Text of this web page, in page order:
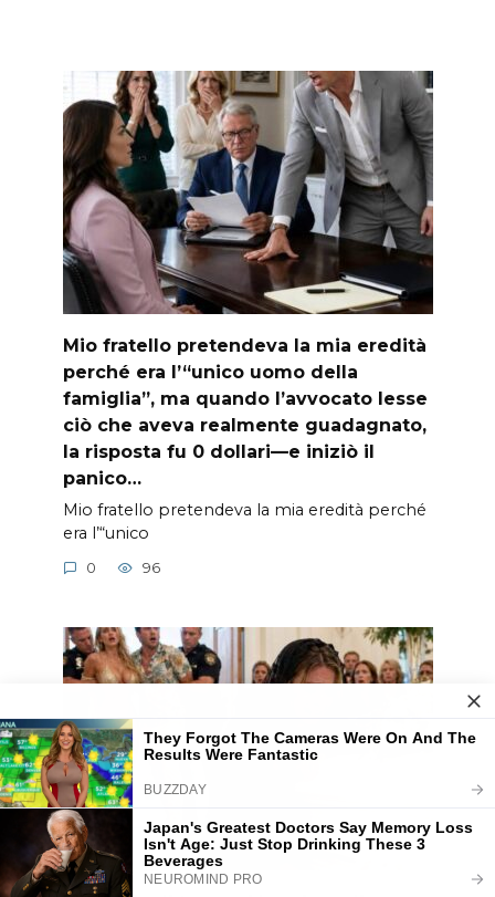
Mio fratello pretendeva la mia eredità
perché era l’“unico uomo della
famiglia”, ma quando l’avvocato lesse
ciò che aveva realmente guadagnato,
la risposta fu 0 dollari—e iniziò il
panico…
Mio fratello pretendeva la mia eredità perché
era l’“unico
0 96